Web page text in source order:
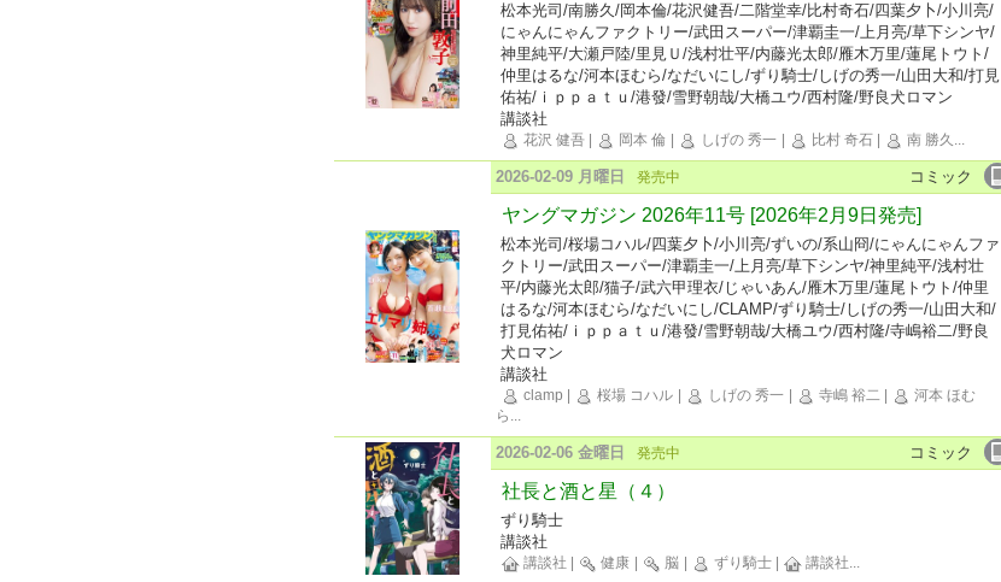
松本光司/南勝久/岡本倫/花沢健吾/二階堂幸/比村奇石/四葉夕卜/小川亮/
にゃんにゃんファクトリー/武田スーパー/津覇圭一/上月亮/草下シンヤ/
神里純平/大瀬戸陸/里見Ｕ/浅村壮平/内藤光太郎/雁木万里/蓮尾トウト/
仲里はるな/河本ほむら/なだいにし/ずり騎士/しげの秀一/山田大和/打見
佑祐/ｉｐｐａｔｕ/港發/雪野朝哉/大橋ユウ/西村隆/野良犬ロマン
講談社
花沢 健吾 岡本 倫 しげの 秀一 比村 奇石 南 勝久 ...
コミック
2026-02-09 月曜日 発売中
ヤングマガジン 2026年11号 [2026年2月9日発売]
松本光司/桜場コハル/四葉夕卜/小川亮/ずいの/系山冏/にゃんにゃんファ
クトリー/武田スーパー/津覇圭一/上月亮/草下シンヤ/神里純平/浅村壮
平/内藤光太郎/猫子/武六甲理衣/じゃいあん/雁木万里/蓮尾トウト/仲里
はるな/河本ほむら/なだいにし/CLAMP/ずり騎士/しげの秀一/山田大和/
打見佑祐/ｉｐｐａｔｕ/港發/雪野朝哉/大橋ユウ/西村隆/寺嶋裕二/野良
犬ロマン
講談社
clamp 桜場 コハル しげの 秀一 寺嶋 裕二
河本 ほむ
ら ...
コミック
2026-02-06 金曜日 発売中
社長と酒と星（４）
ずり騎士
講談社
講談社 健康 脳 ずり騎士 講談社...